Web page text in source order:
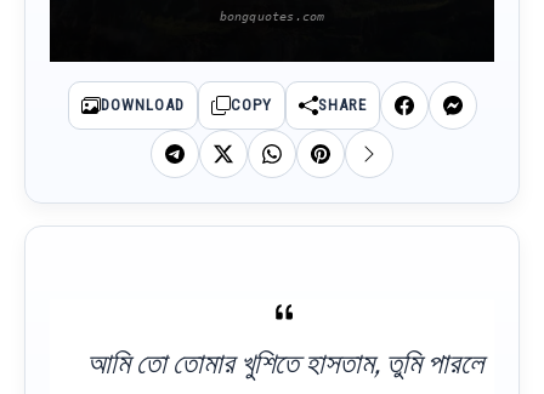
DOWNLOAD COPY SHARE
আমি তো তোমার খুশিতে হাসতাম, তুমি পারলে